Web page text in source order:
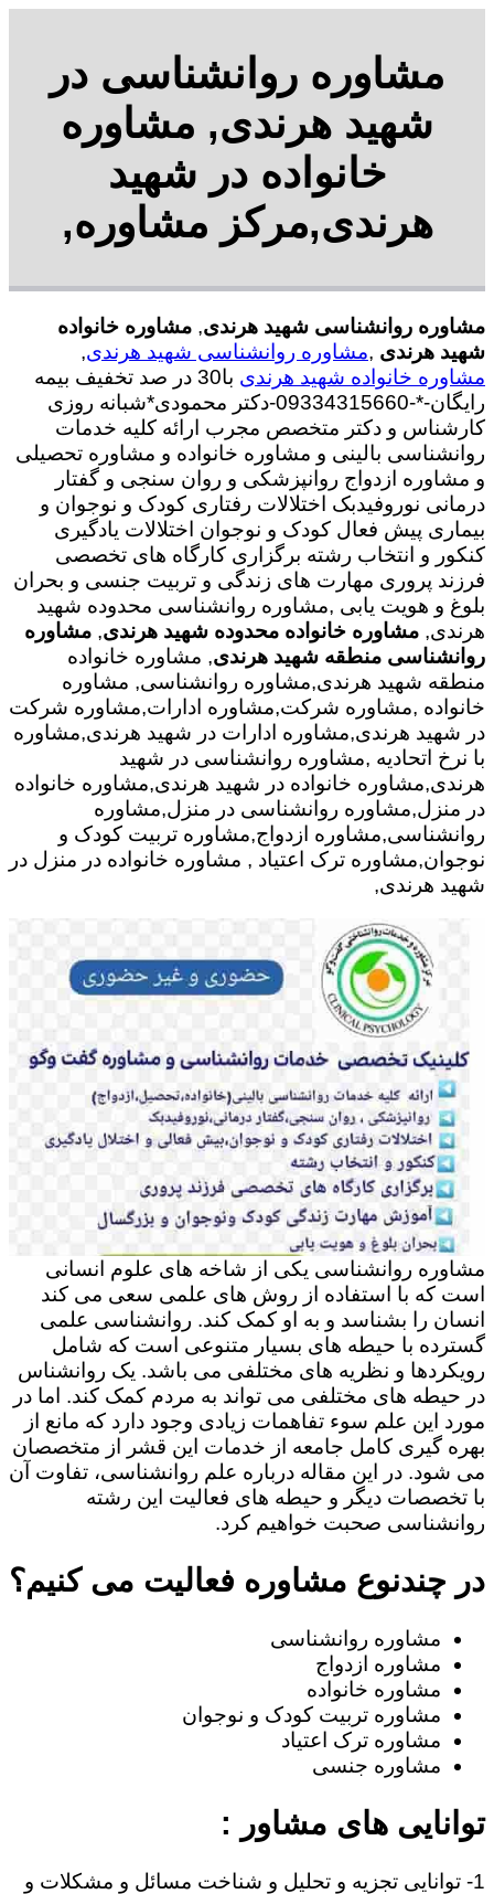
مشاوره روانشناسی در
شهید هرندی, مشاوره
خانواده در شهید
هرندی,مرکز مشاوره,
مشاوره روانشناسی شهید هرندی, مشاوره خانواده
شهید هرندی ,مشاوره روانشناسی شهید هرندی,
مشاوره خانواده شهید هرندی
با30 در صد تخفیف بیمه
رایگان-*-09334315660-دکتر محمودی*شبانه روزی
کارشناس و دکتر متخصص مجرب ارائه کلیه خدمات
روانشناسی بالینی و مشاوره خانواده و مشاوره تحصیلی
و مشاوره ازدواج روانپزشکی و روان سنجی و گفتار
درمانی نوروفیدبک اختلالات رفتاری کودک و نوجوان و
بیماری پیش فعال کودک و نوجوان اختلالات یادگیری
کنکور و انتخاب رشته برگزاری کارگاه های تخصصی
فرزند پروری مهارت های زندگی و تربیت جنسی و بحران
بلوغ و هویت یابی ,مشاوره روانشناسی محدوده شهید
هرندی, مشاوره خانواده محدوده شهید هرندی, مشاوره
روانشناسی منطقه شهید هرندی, مشاوره خانواده
منطقه شهید هرندی,مشاوره روانشناسی, مشاوره
خانواده ,مشاوره شرکت,مشاوره ادارات,مشاوره شرکت
در شهید هرندی,مشاوره ادارات در شهید هرندی,مشاوره
با نرخ اتحادیه ,مشاوره روانشناسی در شهید
هرندی,مشاوره خانواده در شهید هرندی,مشاوره خانواده
در منزل,مشاوره روانشناسی در منزل,مشاوره
روانشناسی,مشاوره ازدواج,مشاوره تربیت کودک و
نوجوان,مشاوره ترک اعتیاد , مشاوره خانواده در منزل در
شهید هرندی,
مشاوره روانشناسی یکی از شاخه های علوم انسانی
است که با استفاده از روش های علمی سعی می کند
انسان را بشناسد و به او کمک کند. روانشناسی علمی
گسترده با حیطه های بسیار متنوعی است که شامل
رویکردها و نظریه های مختلفی می باشد. یک روانشناس
در حیطه های مختلفی می تواند به مردم کمک کند. اما در
مورد این علم سوء تفاهمات زیادی وجود دارد که مانع از
بهره گیری کامل جامعه از خدمات این قشر از متخصصان
می شود. در این مقاله درباره علم روانشناسی، تفاوت آن
با تخصصات دیگر و حیطه های فعالیت این رشته
روانشناسی صحبت خواهیم کرد.
در چندنوع مشاوره فعالیت می کنیم؟
مشاوره روانشناسی
مشاوره ازدواج
مشاوره خانواده
مشاوره تربیت کودک و نوجوان
مشاوره ترک اعتیاد
مشاوره جنسی
توانایی های مشاور :
1- توانایی تجزیه و تحلیل و شناخت مسائل و مشکلات و